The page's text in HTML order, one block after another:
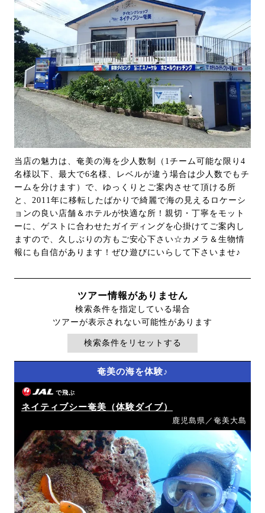
当店の魅力は、奄美の海を少人数制（1チーム可能な限り4
名様以下、最大で6名様、レベルが違う場合は少人数でもチ
ームを分けます）で、ゆっくりとご案内させて頂ける所
と、2011年に移転したばかりで綺麗で海の見えるロケーシ
ョンの良い店舗＆ホテルが快適な所！親切・丁寧をモット
ーに、ゲストに合わせたガイディングを心掛けてご案内し
ますので、久しぶりの方もご安心下さい☆カメラ＆生物情
報にも自信があります！ぜひ遊びにいらして下さいませ♪
ツアー情報がありません
検索条件を指定している場合
ツアーが表示されない可能性があります
検索条件をリセットする
奄美の海を体験♪
で飛ぶ
ネイティブシー奄美（体験ダイブ）
鹿児島県／奄美大島